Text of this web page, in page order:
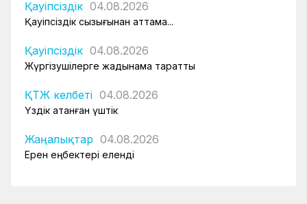
Қауіпсіздік 04.08.2026
Қауіпсіздік сызығынан аттама...
Қауіпсіздік 04.08.2026
Жүргізушілерге жадынама таратты
ҚТЖ келбеті 04.08.2026
Үздік атанған үштік
Жаңалықтар 04.08.2026
Ерен еңбектері еленді